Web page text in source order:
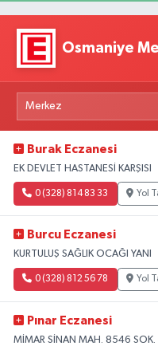
Osmaniye
Burak Eczanesi
EK DEVLET HASTANESİ KARŞISI
0 (328) 814 83 33 Yol
Burcu Eczanesi
KURTULUŞ SAĞLIK OCAĞI YANI
0 (328) 812 56 78 Yol
Pınar Eczanesi
MİMAR SİNAN MAH. 8546 SOK.